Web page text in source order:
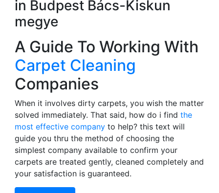
in Budpest Bács-Kiskun
megye
A Guide To Working With
Carpet Cleaning
Companies
When it involves dirty carpets, you wish the matter
solved immediately. That said, how do i find the
most effective company to help? this text will
guide you thru the method of choosing the
simplest company available to confirm your
carpets are treated gently, cleaned completely and
your satisfaction is guaranteed.